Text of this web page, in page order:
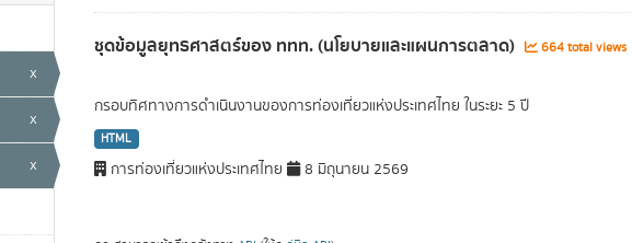
x
x
x
ชุดข้อมูลยุทธศาสตร์ของ ททท. (นโยบายและแผนการตลาด) 664 total views
กรอบทิศทางการดำเนินงานของการท่องเที่ยวแห่งประเทศไทย ในระยะ 5 ปี
HTML
การท่องเที่ยวแห่งประเทศไทย 8 มิถุนายน 2569